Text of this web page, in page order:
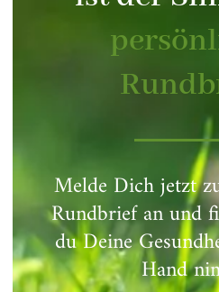
Melde Dich jetzt
Rundbrief an und
du Deine
Hand